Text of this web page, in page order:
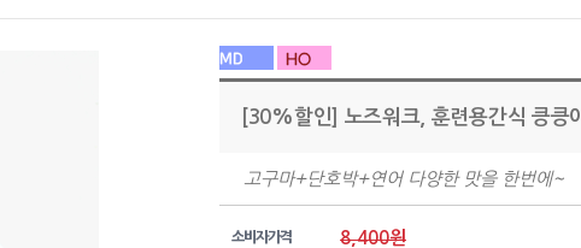
[30%할인] 노즈워크, 훈련용간식 킁킁이
고구마+단호박+연어 다양한 맛을 한번에~
소비자가격 8,400원